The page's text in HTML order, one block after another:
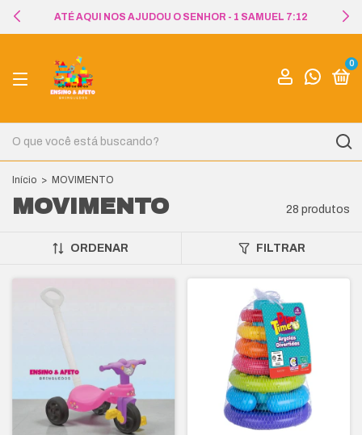
FRETE GRÁTIS NAS COMPRAS ACIMA DE R$299,00
0
Início > MOVIMENTO
MOVIMENTO 28 produtos
ORDENAR FILTRAR